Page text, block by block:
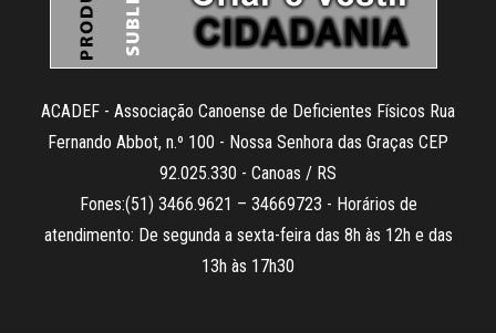
ACADEF - Associação Canoense de Deficientes Físicos Rua
Fernando Abbot, n.º 100 - Nossa Senhora das Graças CEP
92.025.330 - Canoas / RS
Fones:(51) 3466.9621 – 34669723 - Horários de
atendimento: De segunda a sexta-feira das 8h às 12h e das
13h às 17h30